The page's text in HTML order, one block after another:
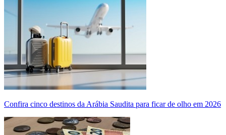
Confira cinco destinos da Arábia Saudita para ficar de olho em 2026